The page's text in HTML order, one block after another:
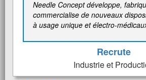
Needle Concept développe,
commercialise de nouveaux
à usage unique et électro-
Recrute
Industrie et